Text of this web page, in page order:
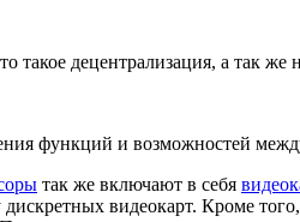
такое децентрализация, а так
функций и возможностей
так же включают в себя
видеокарт. Кроме